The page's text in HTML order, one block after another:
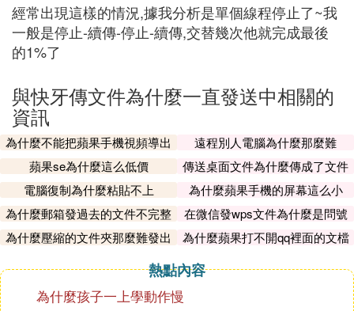
經常出現這樣的情況,據我分析是單個線程停止了~我
一般是停止-續傳-停止-續傳,交替幾次他就完成最後
的1%了
與快牙傳文件為什麼一直發送中相關的
資訊
為什麼不能把蘋果手機視頻導出
遠程別人電腦為什麼那麼難
蘋果se為什麼這么低價
傳送桌面文件為什麼傳成了文件
夾
電腦復制為什麼粘貼不上
為什麼蘋果手機的屏幕這么小
為什麼郵箱發過去的文件不完整
呢
在微信發wps文件為什麼是問號
為什麼壓縮的文件夾那麼難發出
為什麼蘋果打不開qq裡面的文檔
熱點內容
為什麼孩子一上學動作慢